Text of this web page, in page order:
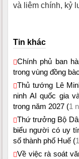
và liêm chính, kỷ
Tin khác
Chính phủ ban
trong vùng đồng
Thủ tướng Lê
ninh AI quốc gia
trong năm 2027 (1
Thứ trưởng Bộ
biểu người có uy
số thành phố Huế (
Về việc rà soát